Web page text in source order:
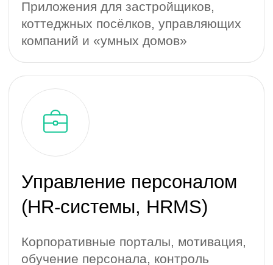
Управление персоналом
(HR-системы, HRMS)
обучение персонала, контроль
сотрудников
Медицина и здоровье
пациента